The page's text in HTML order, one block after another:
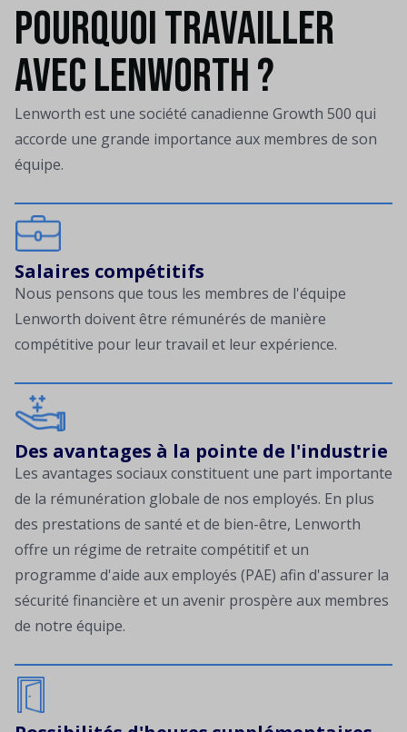
Pourquoi travailler
avec Lenworth ?
Lenworth est une société canadienne Growth 500 qui
accorde une grande importance aux membres de son
équipe.
Salaires compétitifs
Nous pensons que tous les membres de l'équipe
Lenworth doivent être rémunérés de manière
compétitive pour leur travail et leur expérience.
Des avantages à la pointe de l'industrie
Les avantages sociaux constituent une part importante
de la rémunération globale de nos employés. En plus
des prestations de santé et de bien-être, Lenworth
offre un régime de retraite compétitif et un
programme d'aide aux employés (PAE) afin d'assurer la
sécurité financière et un avenir prospère aux membres
de notre équipe.